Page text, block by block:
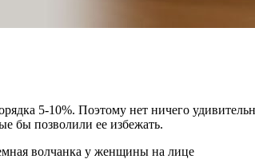
5-10%. Поэтому нет ничего
бы позволили ее избежать.